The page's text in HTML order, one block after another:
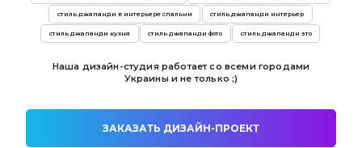
стиль джапанди в интерьере спальни стиль джапанди интерьер
стиль джапанди кухня стиль джапанди фото стиль джапанди это
Наша дизайн-студия работает со всеми городами
Украины и не только ;)
ЗАКАЗАТЬ ДИЗАЙН-ПРОЕКТ